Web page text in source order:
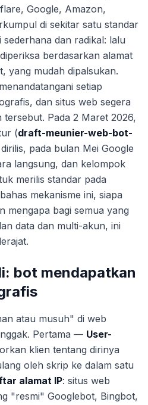
Google, Amazon,
di sekitar satu standar
sederhana dan radikal: lalu
berdasarkan alamat
yang mudah dipalsukan.
setiap
dan situs web segera
tersebut. Pada 2 Maret 2026,
(draft-meunier-web-bot-
pada bulan Mei Google
langsung, dan kelompok
merilis standar pada
mekanisme ini, siapa
mengapa bagi semua yang
data dan multi-akun, ini
bot mendapatkan
atau musuh" di web
Pertama — User-
klien tentang dirinya
oleh skrip ke dalam satu
alamat IP: situs web
"resmi" Googlebot, Bingbot,